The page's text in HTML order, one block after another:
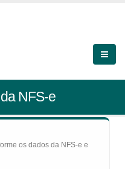
NFS-e
os dados da NFS-e e